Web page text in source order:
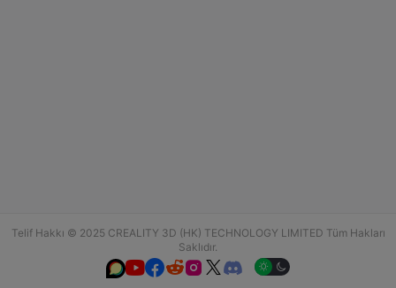
Telif Hakkı © 2025 CREALITY 3D (HK) TECHNOLOGY LIMITED Tüm Hakları
Saklıdır.
  